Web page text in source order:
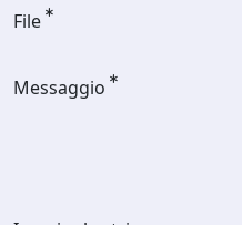
File
Messaggio